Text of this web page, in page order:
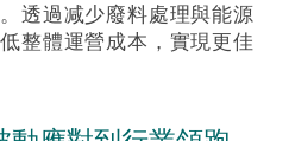
透過减少廢料處理與能源
整體運營成本，實現更佳